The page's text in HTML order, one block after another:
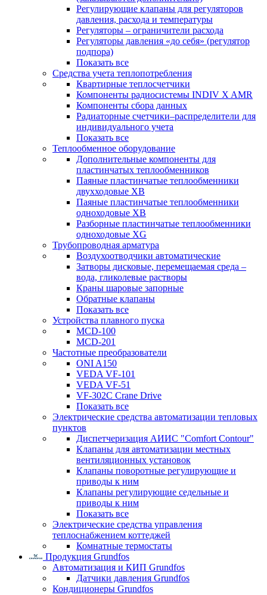
Регулирующие клапаны для регуляторов
давления, расхода и температуры
Регуляторы – ограничители расхода
Регуляторы давления «до себя» (регулятор
подпора)
Показать все
Средства учета теплопотребления
Квартирные теплосчетчики
Компоненты радиосистемы INDIV X AMR
Компоненты сбора данных
Радиаторные счетчики–распределители для
индивидуального учета
Показать все
Теплообменное оборудование
Дополнительные компоненты для
пластинчатых теплообменников
Паяные пластинчатые теплообменники
двухходовые XB
Паяные пластинчатые теплообменники
одноходовые ХВ
Разборные пластинчатые теплообменники
одноходовые ХG
Трубопроводная арматура
Воздухоотводчики автоматические
Затворы дисковые, перемещаемая среда –
вода, гликолевые растворы
Краны шаровые запорные
Обратные клапаны
Показать все
Устройства плавного пуска
MCD-100
MCD-201
Частотные преобразователи
ONI A150
VEDA VF-101
VEDA VF-51
VF-302C Crane Drive
Показать все
Электрические средства автоматизации тепловых
пунктов
Диспетчеризация АИИС "Comfort Contour"
Клапаны для автоматизации местных
вентиляционных установок
Клапаны поворотные регулирующие и
приводы к ним
Клапаны регулирующие седельные и
приводы к ним
Показать все
Электрические средства управления
теплоснабжением коттеджей
Комнатные термостаты
Продукция Grundfos
Автоматизация и КИП Grundfos
Датчики давления Grundfos
Кондиционеры Grundfos